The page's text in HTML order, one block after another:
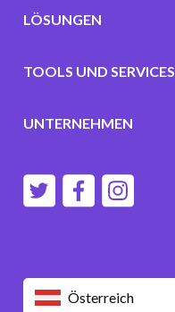
Österreich
LÖSUNGEN
TOOLS UND SERVICES
UNTERNEHMEN